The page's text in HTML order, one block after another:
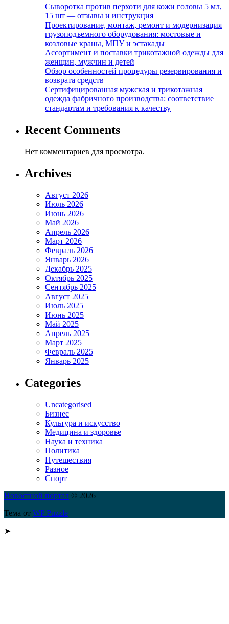
Сыворотка против перхоти для кожи головы 5 мл,
15 шт — отзывы и инструкция
Проектирование, монтаж, ремонт и модернизация
грузоподъемного оборудования: мостовые и
козловые краны, МПУ и эстакады
Ассортимент и поставки трикотажной одежды для
женщин, мужчин и детей
Обзор особенностей процедуры резервирования и
возврата средств
Сертифицированная мужская и трикотажная
одежда фабричного производства: соответствие
стандартам и требования к качеству
Recent Comments
Нет комментариев для просмотра.
Archives
Август 2026
Июль 2026
Июнь 2026
Май 2026
Апрель 2026
Март 2026
Февраль 2026
Январь 2026
Декабрь 2025
Октябрь 2025
Сентябрь 2025
Август 2025
Июль 2025
Июнь 2025
Май 2025
Апрель 2025
Март 2025
Февраль 2025
Январь 2025
Categories
Uncategorised
Бизнес
Культура и искусство
Медицина и здоровье
Наука и техника
Политика
Путешествия
Разное
Спорт
Новостной портал © 2026
Тема от WP Puzzle
➤